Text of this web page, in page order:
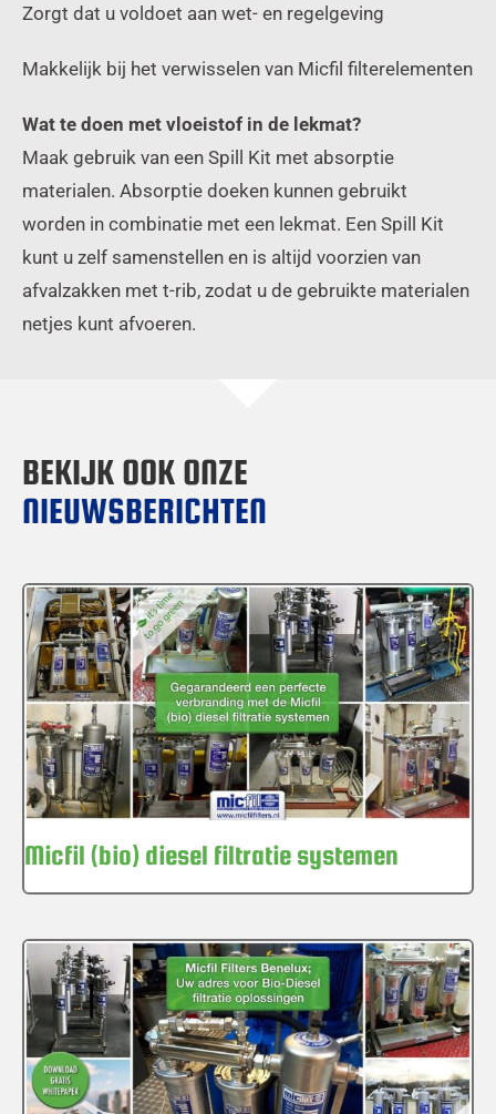
Zorgt dat u voldoet aan wet- en regelgeving
Makkelijk bij het verwisselen van Micfil filterelementen
Wat te doen met vloeistof in de lekmat?
Maak gebruik van een Spill Kit met absorptie
materialen. Absorptie doeken kunnen gebruikt
worden in combinatie met een lekmat. Een Spill Kit
kunt u zelf samenstellen en is altijd voorzien van
afvalzakken met t-rib, zodat u de gebruikte materialen
netjes kunt afvoeren.
BEKIJK OOK ONZE
NIEUWSBERICHTEN
Micfil (bio) diesel filtratie systemen